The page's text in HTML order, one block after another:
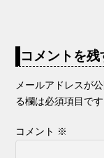
コメントを残
メールアドレスが
る欄は必須項目です
コメント ※